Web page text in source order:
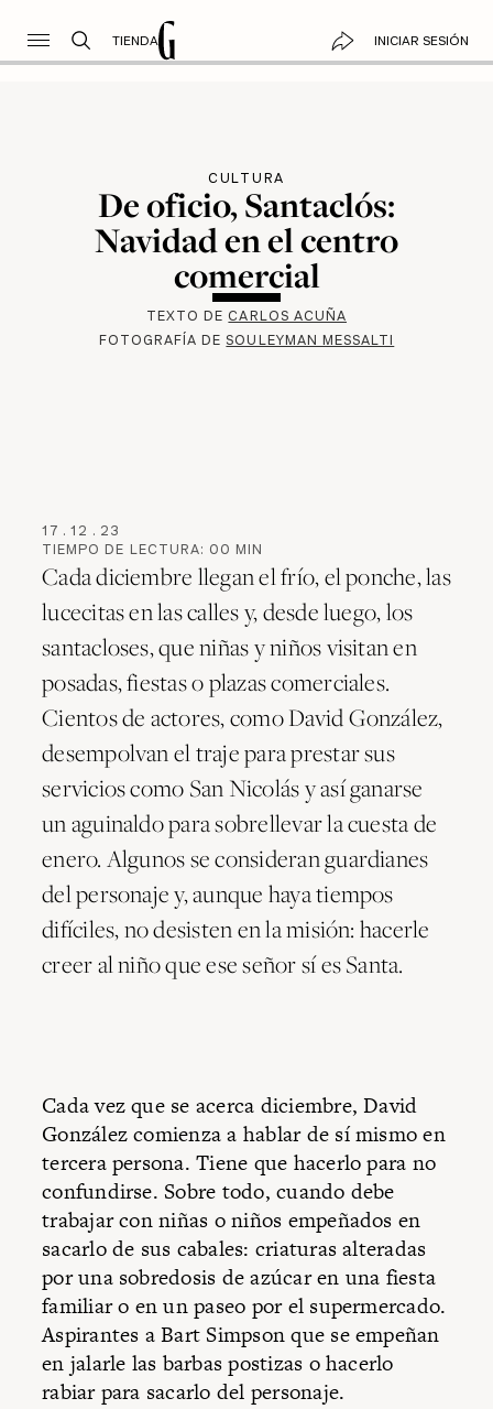
TIENDA INICIAR SESIÓN
CULTURA
De oficio, Santaclós:
Navidad en el centro
comercial
TEXTO DECARLOS ACUÑA
FOTOGRAFÍA DE SOULEYMAN MESSALTI
17 . 12 . 23
TIEMPO DE LECTURA: 00 MIN
Cada diciembre llegan el frío, el ponche, las
lucecitas en las calles y, desde luego, los
santacloses, que niñas y niños visitan en
posadas, fiestas o plazas comerciales.
Cientos de actores, como David González,
desempolvan el traje para prestar sus
servicios como San Nicolás y así ganarse
un aguinaldo para sobrellevar la cuesta de
enero. Algunos se consideran guardianes
del personaje y, aunque haya tiempos
difíciles, no desisten en la misión: hacerle
creer al niño que ese señor sí es Santa.
Cada vez que se acerca diciembre, David
González comienza a hablar de sí mismo en
tercera persona. Tiene que hacerlo para no
confundirse. Sobre todo, cuando debe
trabajar con niñas o niños empeñados en
sacarlo de sus cabales: criaturas alteradas
por una sobredosis de azúcar en una fiesta
familiar o en un paseo por el supermercado.
Aspirantes a Bart Simpson que se empeñan
en jalarle las barbas postizas o hacerlo
rabiar para sacarlo del personaje.